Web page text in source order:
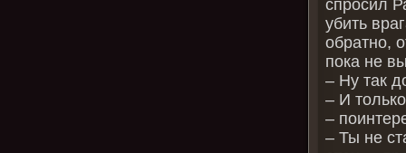
спросил
убить
обратно,
пока не
– Ну так
– И
–
– Ты не